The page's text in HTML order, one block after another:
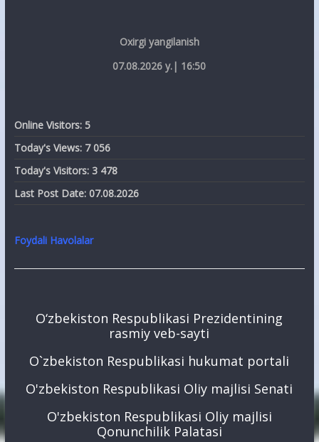
Oxirgi yangilanish
07.08.2026 y.| 16:50
Online Visitors: 5
Today's Views: 7 056
Today's Visitors: 3 478
Last Post Date: 07.08.2026
Foydali Havolalar
O‘zbekiston Respublikasi Prezidentining
rasmiy veb-sayti
O`zbekiston Respublikasi hukumat portali
O'zbekiston Respublikasi Oliy majlisi Senati
O'zbekiston Respublikasi Oliy majlisi
Qonunchilik Palatasi